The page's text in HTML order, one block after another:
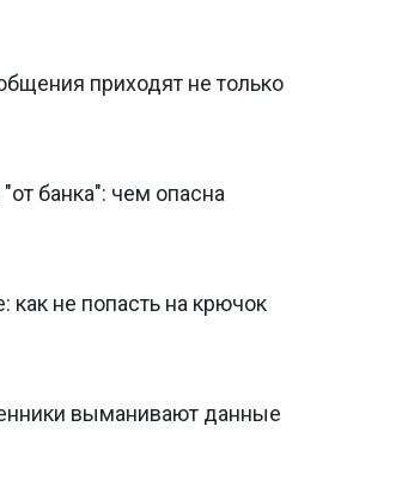
приходят не только
банка": чем опасна
не попасть на крючок
выманивают данные